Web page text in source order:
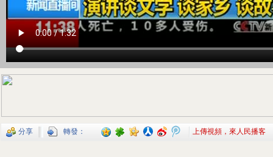
分享 轉發： 上傳視頻，來人民播客